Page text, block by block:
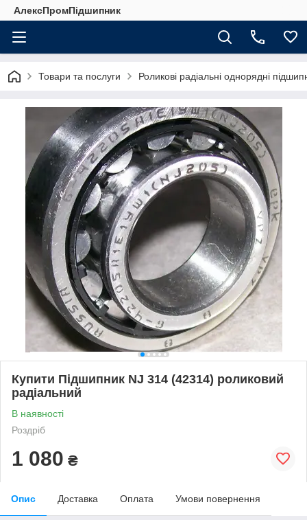
АлексПромПідшипник
Товари та послуги Роликові радіальні однорядні
Купити Підшипник NJ 314 (42314) роликовий
радіальний
В наявності
Роздріб
1 080 ₴
Опис Доставка Оплата Умови повернення